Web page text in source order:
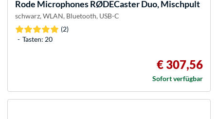
Rode MicrophonesRØDECaster Duo, Mischpult
schwarz, WLAN, Bluetooth, USB-C
(2)
Tasten: 20
€ 307,56
Sofort verfügbar